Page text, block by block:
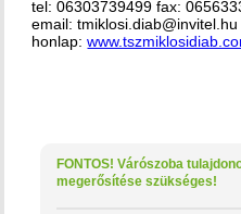
tel: 06303739499 fax:
email: tmiklosi.diab@invitel.hu
honlap:
FONTOS! Várószoba
megerősítése szükséges!